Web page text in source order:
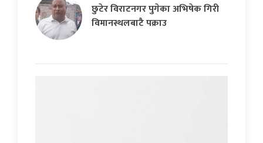
छुटेर विराटनगर पुगेका अभिषेक गिरी
विमानस्थलबाटै पक्राउ